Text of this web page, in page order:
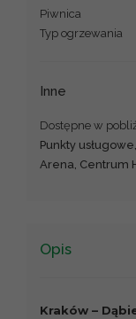
Piwnica
Typ ogrzewania
Inne
Dostępne w
Punkty
Arena, Centrum
Opis
Kraków –